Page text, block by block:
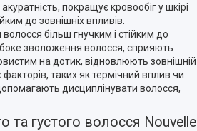
покращує кровообіг у шкірі
до зовнішніх впливів.
більш гнучким і стійким до
зволоження волосся, сприяють
на дотик, відновлюють зовнішній
таких як термічний вплив чи
дисциплінувати волосся,
густого волосся Nouvelle